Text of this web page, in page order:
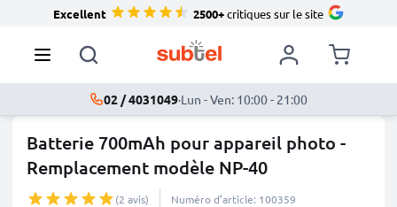
Excellent 2500+critiques sur le site
02 / 4031049·Lun - Ven: 10:00 - 21:00
Batterie 700mAh pour appareil photo -
Remplacement modèle NP-40
(2 avis) Numéro d’article: 100359